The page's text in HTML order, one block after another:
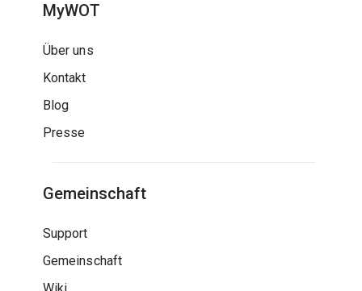
MyWOT
Über uns
Kontakt
Blog
Presse
Gemeinschaft
Support
Gemeinschaft